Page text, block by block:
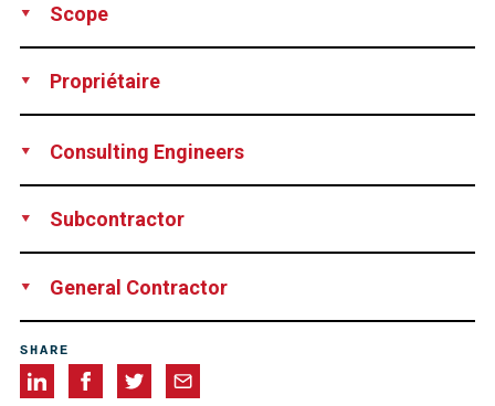
Scope
servicesTechnical support
Propriétaire
Consulting Engineers
Subcontractor
General Contractor
SHARE